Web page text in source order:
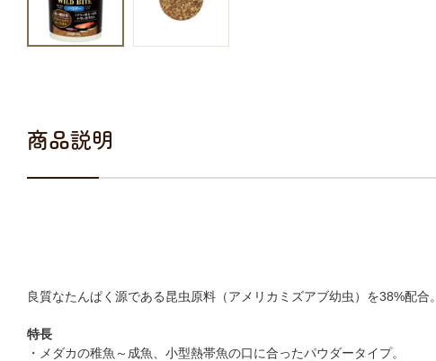
商品説明
良質なたんぱく源である昆虫原料（アメリカミズアブ幼虫）を38%配合。
特長
・メダカの稚魚～成魚、小型熱帯魚の口に合ったパウダータイプ。